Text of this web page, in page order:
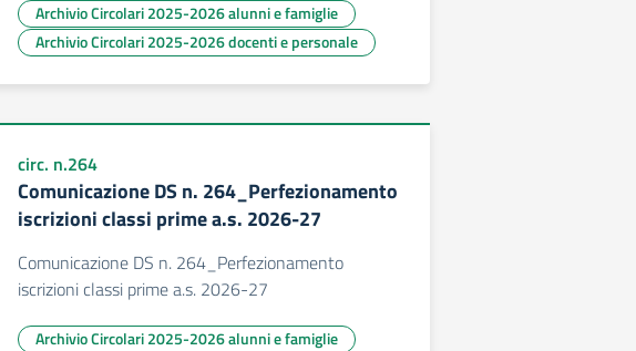
Archivio Circolari 2025-2026 alunni e famiglie
Archivio Circolari 2025-2026 docenti e personale
circ. n.264
Comunicazione DS n. 264_Perfezionamento
iscrizioni classi prime a.s. 2026-27
Comunicazione DS n. 264_Perfezionamento
iscrizioni classi prime a.s. 2026-27
Archivio Circolari 2025-2026 alunni e famiglie